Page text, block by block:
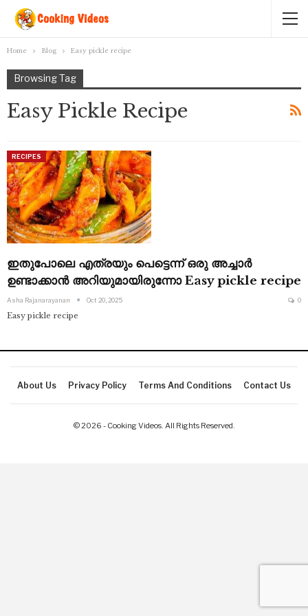
Home Blog Easy pickle recipe
Browsing Tag
Easy Pickle Recipe
RECIPES
ഇതുപോലെ എത്രയും പെട്ടെന്ന് ഒരു അച്ചാർ
ഉണ്ടാക്കാൻ അറിയുമായിരുന്നോ Easy pickle recipe
Asha Rajanarayanan Oct 20, 2025 0
Easy pickle recipe
About Us Privacy Policy Terms And Conditions Contact Us
© 2026 - Cooking Videos. All Rights Reserved.